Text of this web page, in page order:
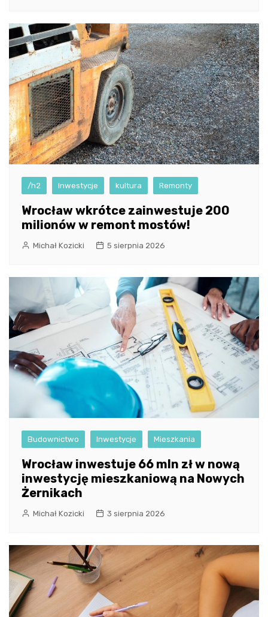
/h2 Inwestycje kultura Remonty
Wrocław wkrótce zainwestuje 200
milionów w remont mostów!
Michał Kozicki 5 sierpnia 2026
Budownictwo Inwestycje Mieszkania
Wrocław inwestuje 66 mln zł w nową
inwestycję mieszkaniową na Nowych
Żernikach
Michał Kozicki 3 sierpnia 2026